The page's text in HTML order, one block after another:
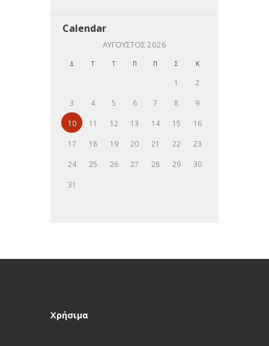
Calendar
ΑΎΓΟΥΣΤΟΣ2026
Δ Τ Τ Π Π Σ Κ
1
2
3
4 5 6 7 8
9
10
11 12 13 14 15
16
17
18 19 20 21 22
23
24
25 26 27 28 29
30
31
Χρήσιμα